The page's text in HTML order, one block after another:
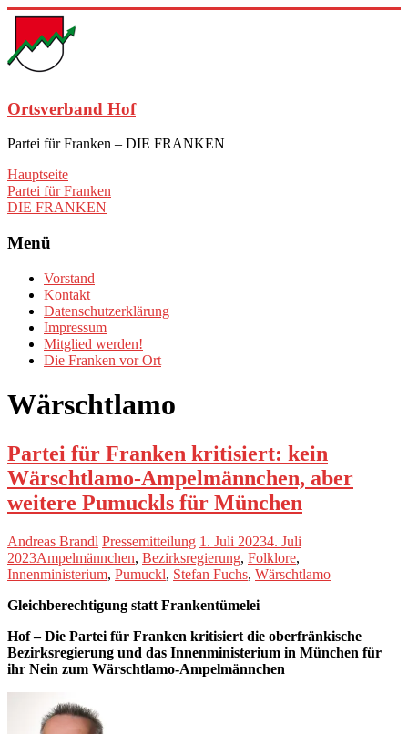
Zum
springen
Ortsverband Hof
Partei für Franken – DIE FRANKEN
Hauptseite
Partei für Franken
DIE FRANKEN
Menü
Vorstand
Kontakt
Datenschutzerklärung
Impressum
Mitglied werden!
Die Franken vor Ort
Wärschtlamo
Partei für Franken kritisiert: kein
Wärschtlamo-Ampelmännchen, aber
weitere Pumuckls für München
Andreas Brandl Pressemitteilung 1. Juli 20234. Juli
2023Ampelmännchen, Bezirksregierung, Folklore,
Innenministerium, Pumuckl, Stefan Fuchs, Wärschtlamo
Gleichberechtigung statt Frankentümelei
Hof – Die Partei für Franken kritisiert die oberfränkische
Bezirksregierung und das Innenministerium in München für
ihr Nein zum Wärschtlamo-Ampelmännchen